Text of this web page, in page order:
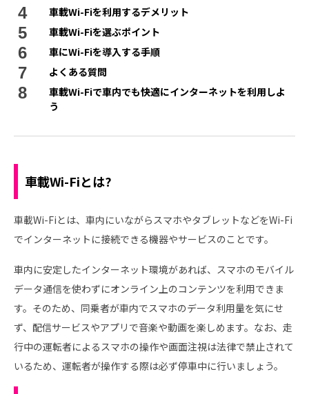
車載Wi-Fiを利用するデメリット
車載Wi-Fiを選ぶポイント
車にWi-Fiを導入する手順
よくある質問
車載Wi-Fiで車内でも快適にインターネットを利用しよ
う
車載Wi-Fiとは?
車載Wi-Fiとは、車内にいながらスマホやタブレットなどをWi-Fi
でインターネットに接続できる機器やサービスのことです。
車内に安定したインターネット環境があれば、スマホのモバイル
データ通信を使わずにオンライン上のコンテンツを利用できま
す。そのため、同乗者が車内でスマホのデータ利用量を気にせ
ず、配信サービスやアプリで音楽や動画を楽しめます。なお、走
行中の運転者によるスマホの操作や画面注視は法律で禁止されて
いるため、運転者が操作する際は必ず停車中に行いましょう。